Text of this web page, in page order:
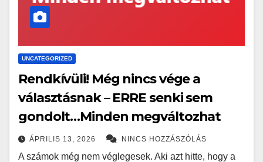
UNCATEGORIZED
Rendkívüli! Még nincs vége a
választásnak – ERRE senki sem
gondolt…Minden megváltozhat
ÁPRILIS 13, 2026 NINCS HOZZÁSZÓLÁS
A számok még nem véglegesek. Aki azt hitte, hogy a